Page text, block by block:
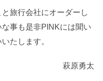
旅行会社にオーダーし
事も是非PINKには聞い
たします。
萩原勇太